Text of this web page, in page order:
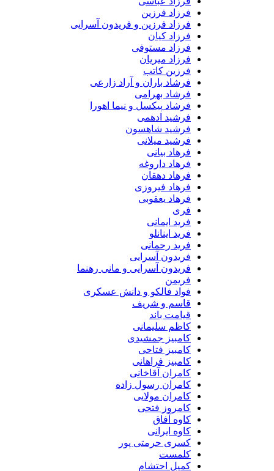
فرزاد فرزین
فرزاد فرزین و فریدون آسرایی
فرزاد کیان
فرزاد مستوفی
فرزاد میریان
فرزین کاتب
فرشاد باران و آراد زارعی
فرشاد بهرامی
فرشاد پیکسل و نیما اهورا
فرشید ادهمی
فرشید شاهسون
فرشید میلانی
فرهاد بیانی
فرهاد داروغه
فرهاد دهقان
فرهاد فیروزی
فرهاد یعقوبی
فری
فرید ایمانی
فرید اینانلو
فرید رحمانی
فریدون آسرایی
فریدون آسرایی و مانی رهنما
فریمن
فواد فالکو و دانش عسکری
قاسم و شریف
قیامت باند
کاظم سلیمانی
کامبیز جمشیدی
کامبیز فتاحی
کامبیز فراهانی
کامران آقاخانی
کامران رسول زاده
کامران مولایی
کامروز فتحی
کاوه آفاق
کاوه ایرانی
کسری حرمتی پور
کلمست
کمیل احتشام